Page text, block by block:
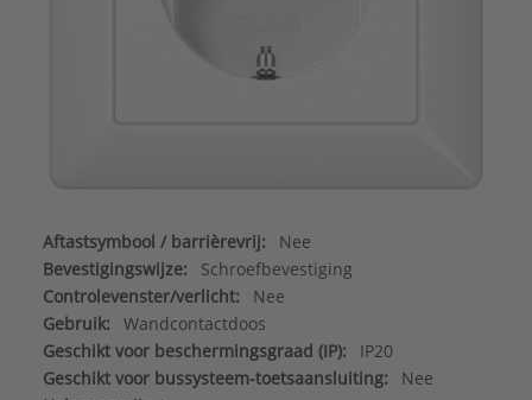
Aftastsymbool / barrièrevrij:
Nee
Bevestigingswijze:
Schroefbevestiging
Controlevenster/verlicht:
Nee
Gebruik:
Wandcontactdoos
Geschikt voor beschermingsgraad (IP):
IP20
Geschikt voor bussysteem-toetsaansluiting:
Nee